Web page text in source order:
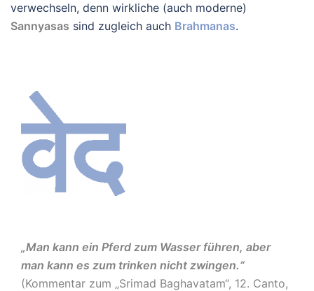
verwechseln, denn wirkliche (auch moderne)
Sannyasas sind zugleich auch Brahmanas.
„Man kann ein Pferd zum Wasser führen, aber
man kann es zum trinken nicht zwingen.“
(Kommentar zum „Srimad Baghavatam“, 12. Canto,